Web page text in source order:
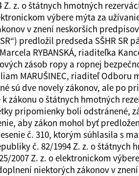
z. o štátnych hmotných
výbere mýta za
v znení neskorších
predložil predseda SŠHR SR
RYBANSKÁ, riaditeľka
zásob ropy a ropnej
MARUŠINEC, riaditeľ Odboru
sú dve novely zákonov, ale po
zákonu o štátnych hmotných
pripomienky boli odstránené,
aby zákon mohol byť
č. 310, ktorým súhlasila s
č. 82/1994 Z. z. o štátnych
2007 Z. z. o elektronickom
niektorých zákonov v